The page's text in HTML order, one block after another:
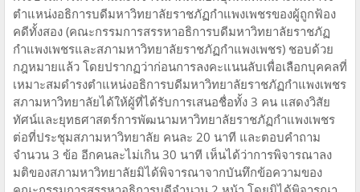
ตำแหน่งอธิการบดีมหาวิทยาลัยราชภัฏกำแพงเพชรของผู้ถูกฟ้อง
คดีทั้งสอง (คณะกรรมการสรรหาอธิการบดีมหาวิทยาลัยราชภัฏ
กำแพงเพชรและสภามหาวิทยาลัยราชภัฏกำแพงเพชร) ชอบด้วย
กฎหมายแล้ว โดยปรากฏว่าก่อนการลงคะแนนลับเพื่อเลือกบุคคลที่
เหมาะสมดำรงตำแหน่งอธิการบดีมหาวิทยาลัยราชภัฏกำแพงเพชร
สภามหาวิทยาลัยได้ให้ผู้ที่ได้รับการเสนอชื่อทั้ง 3 คน แสดงวิสัย
ทัศน์และยุทธศาสตร์การพัฒนามหาวิทยาลัยราชภัฏกำแพงเพชร
ต่อที่ประชุมสภามหาวิทยาลัย คนละ 20 นาที และตอบคำถาม
จำนวน 3 ข้อ อีกคนละไม่เกิน 30 นาที เห็นได้ว่าการพิจารณาลง
มติของสภามหาวิทยาลัยมิได้พิจารณาจากบันทึกข้อความของ